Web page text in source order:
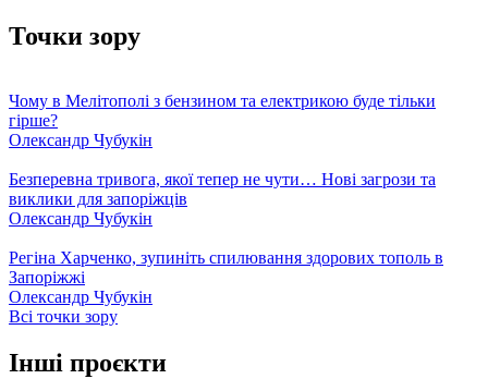
Точки зору
Чому в Мелітополі з бензином та електрикою буде тільки
гірше?
Олександр Чубукін
Безперевна тривога, якої тепер не чути… Нові загрози та
виклики для запоріжців
Олександр Чубукін
Регіна Харченко, зупиніть спилювання здорових тополь в
Запоріжжі
Олександр Чубукін
Всі точки зору
Інші проєкти